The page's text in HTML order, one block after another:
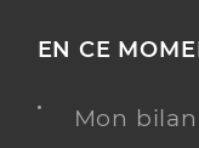
EN CE
Mon